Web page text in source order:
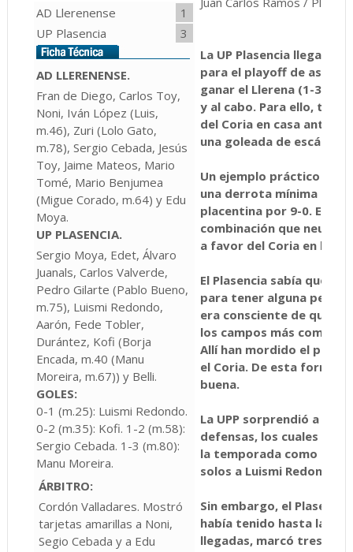
AD Llerenense
1
UP Plasencia
3
AD LLERENENSE.
Fran de Diego, Carlos Toy,
Noni, Iván López (Luis,
m.46), Zuri (Lolo Gato,
m.78), Sergio Cebada, Jesús
Toy, Jaime Mateos, Mario
Tomé, Mario Benjumea
(Migue Corado, m.64) y Edu
Moya.
UP PLASENCIA.
Sergio Moya, Edet, Álvaro
Juanals, Carlos Valverde,
Pedro Gilarte (Pablo Bueno,
m.75), Luismi Redondo,
Aarón, Fede Tobler,
Durántez, Kofi (Borja
Encada, m.40 (Manu
Moreira, m.67)) y Belli.
GOLES:
0-1 (m.25): Luismi Redondo.
0-2 (m.35): Kofi. 1-2 (m.58):
Sergio Cebada. 1-3 (m.80):
Manu Moreira.
ÁRBITRO:
Cordón Valladares. Mostró
tarjetas amarillas a Noni,
Segio Cebada y a Edu
La UP Plasencia llegará
para el playoff de
ganar el Llerena (1-3).
y al cabo. Para ello,
del Coria en casa ante
una goleada de
Un ejemplo práctico que
una derrota mínima del
placentina por 9-0. Es
combinación que
a favor del Coria en la
El Plasencia sabía que
para tener alguna
era consciente de que el
los campos más
Allí han mordido el polvo
el Coria. De esta forma,
buena.
La UPP sorprendió a
defensas, los cuales
la temporada como
solos a Luismi Redondo y
Sin embargo, el
había tenido hasta la
llegadas, marcó tres